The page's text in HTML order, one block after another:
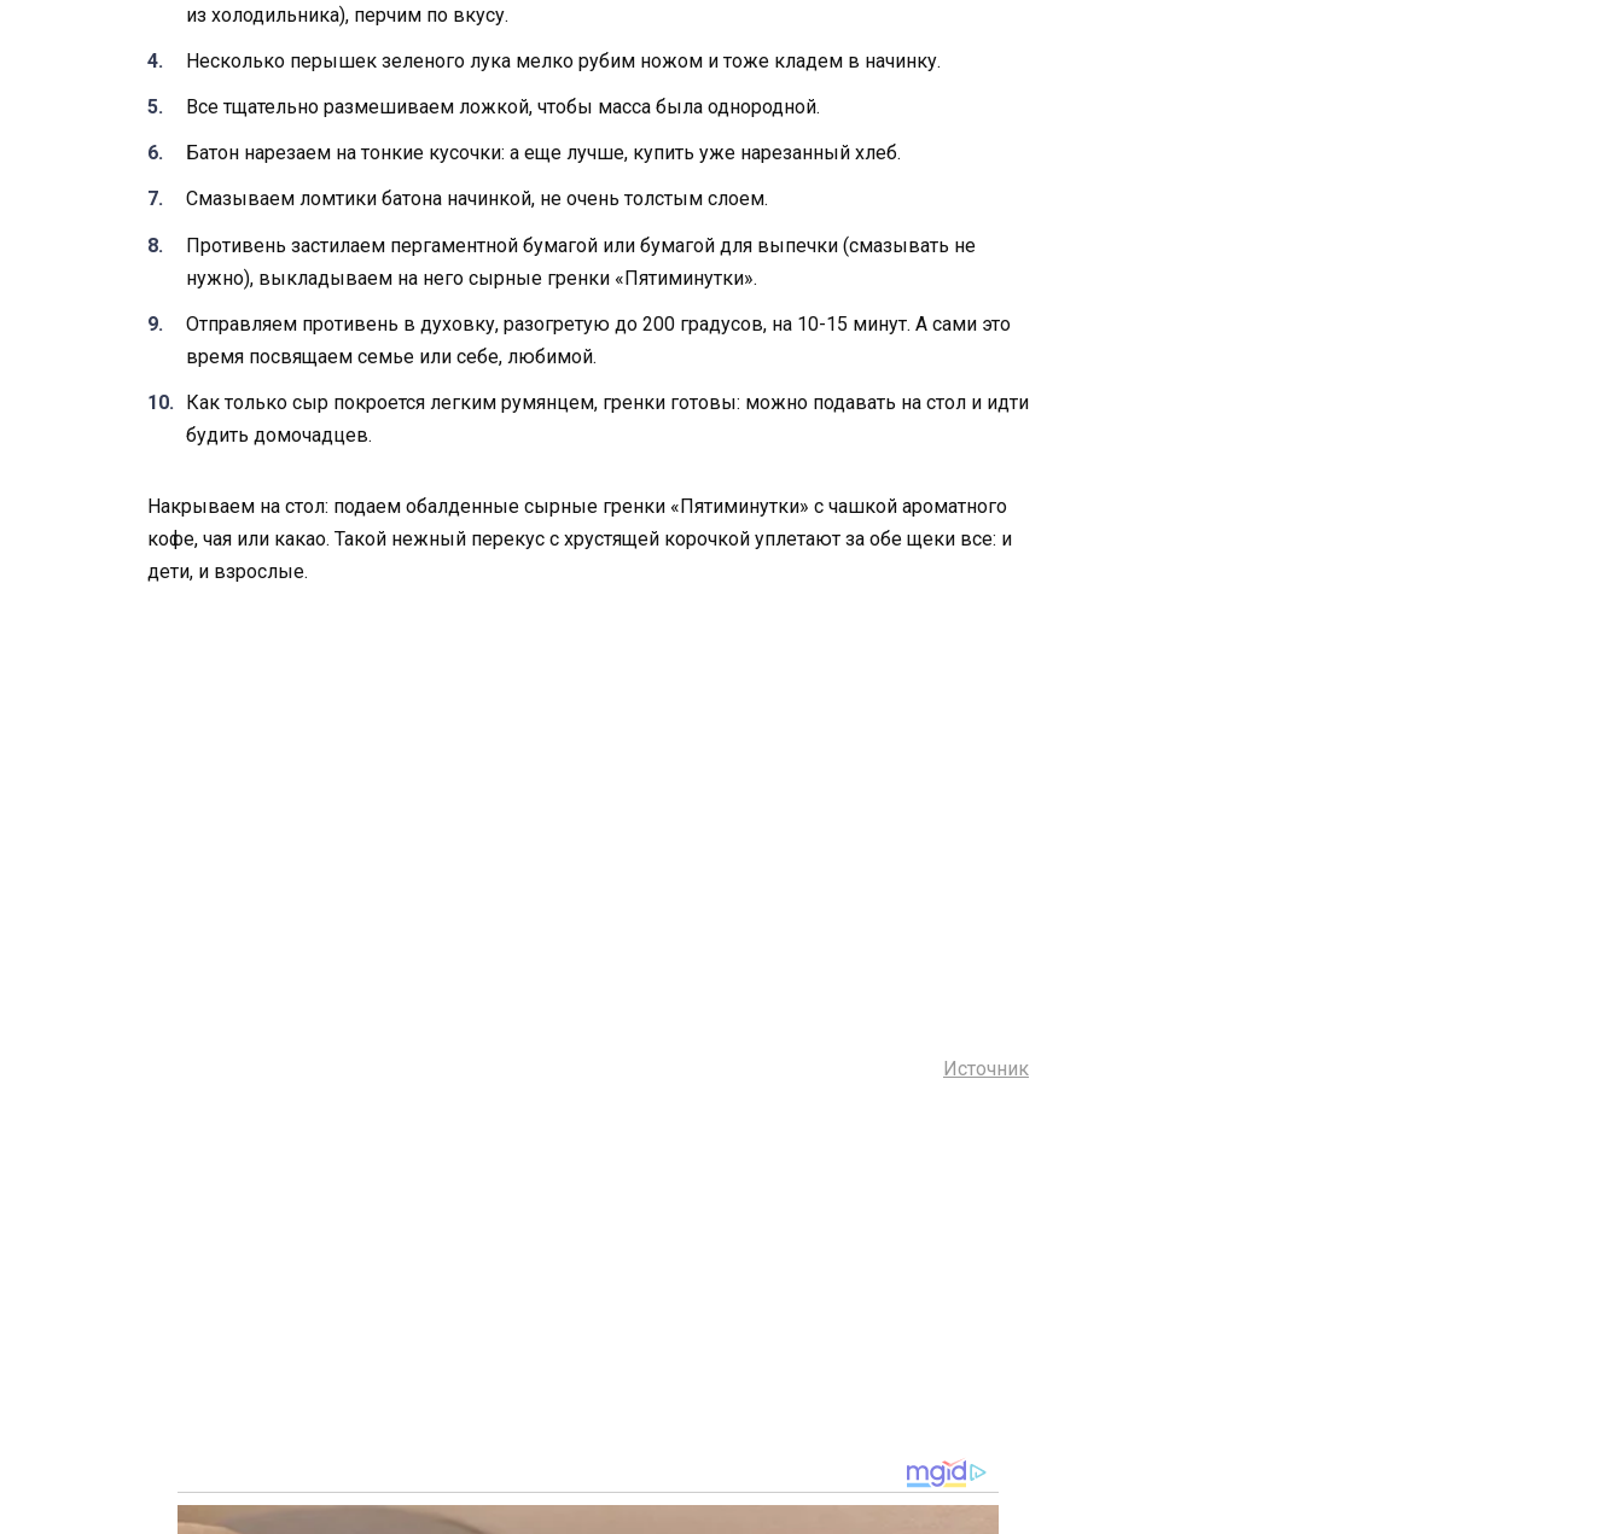
из холодильника), перчим по вкусу.
Несколько перышек зеленого лука мелко рубим ножом и тоже кладем в начинку.
Все тщательно размешиваем ложкой, чтобы масса была однородной.
Батон нарезаем на тонкие кусочки: а еще лучше, купить уже нарезанный хлеб.
Смазываем ломтики батона начинкой, не очень толстым слоем.
Противень застилаем пергаментной бумагой или бумагой для выпечки (смазывать не
нужно), выкладываем на него сырные гренки «Пятиминутки».
Отправляем противень в духовку, разогретую до 200 градусов, на 10-15 минут. А сами это
время посвящаем семье или себе, любимой.
Как только сыр покроется легким румянцем, гренки готовы: можно подавать на стол и идти
будить домочадцев.
Накрываем на стол: подаем обалденные сырные гренки «Пятиминутки» с чашкой ароматного
кофе, чая или какао. Такой нежный перекус с хрустящей корочкой уплетают за обе щеки все: и
дети, и взрослые.
Источник